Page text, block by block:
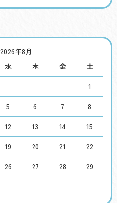
2026年8月
水 木 金 土
1
5 6 7 8
12 13 14 15
19 20 21 22
26 27 28 29